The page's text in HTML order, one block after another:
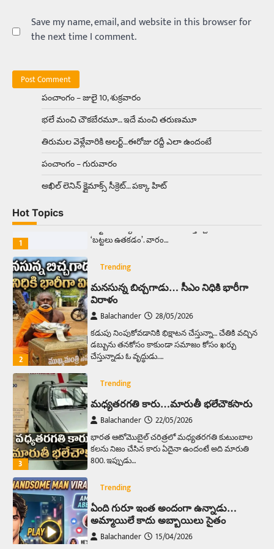
Save my name, email, and website in this browser for
the next time I comment.
పంచాంగం – జులై 10, శుక్రవారం
భలే మంచి చౌకబేరమూ… ఇదే మంచి తరుణమూ
తిరుమల వెళ్లేవారికి అలర్ట్‌…ఈరోజు రద్దీ ఎలా ఉందంటే
పంచాంగం – గురువారం
అఖిల్‌ లెనిన్ క్లైమాక్స్‌ సీక్రెట్‌… పక్కా హిట్‌
Hot Topics
అందంగా ఉంటారనే నానుడి…
Balachander
ఉత్తర ప్రదేశ్‌లోని ఝాన్సీ జిల్లాలో ఒక వింతైన రోడ్డు
ప్రమాదం చోటుచేసుకుంది. ఝాన్సీ–కాన్పూర్ జాతీయ
రహదారిపై వేల సంఖ్యలో బీరు…
1
Trending
అక్కడ ఆదివారం బట్టలు ఉతికితే…జైలుకే
సాఫ్ట్‌వేర్ ఉద్యోగి వరకు అందరికీ గుర్తొచ్చే మొదటి పని
‘బట్టలు ఉతకడం’. వారం…
2
Trending
మనసున్న బిచ్చగాడు… సీఎం నిధికి భారీగా
విరాళం
Balachander 28/05/2026
కడుపు నింపుకోవడానికి భిక్షాటన చేస్తున్నా… చేతికి వచ్చిన
డబ్బును తనకోసం కాకుండా సమాజం కోసం ఖర్చు
చేస్తున్నాడు ఓ వృద్ధుడు.…
3
Trending
మధ్యతరగతి కారు…మారుతీ భలేచౌకసారు
Balachander 22/05/2026
భారత ఆటోమొబైల్ చరిత్రలో మధ్యతరగతి కుటుంబాల
కలను నిజం చేసిన కారు ఏదైనా ఉందంటే అది మారుతి
800. ఇప్పుడు…
Trending
ఏంది గురూ ఇంత అందంగా ఉన్నాడు…
అమ్మాయిలే కాదు అబ్బాయిలు సైతం
Balachander 15/04/2026